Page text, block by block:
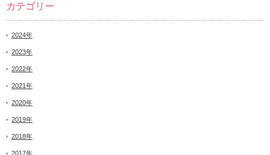
カテゴリー
2024年
2023年
2022年
2021年
2020年
2019年
2018年
2017年